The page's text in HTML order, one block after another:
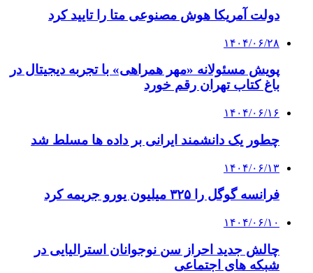
دولت آمریکا هوش مصنوعی متا را تایید کرد
۱۴۰۴/۰۶/۲۸
پویش مسئولانه «مهر همراهی» با تجربه دیجیتال در
باغ کتاب تهران رقم خورد
۱۴۰۴/۰۶/۱۶
چطور یک دانشمند ایرانی بر داده ها مسلط شد
۱۴۰۴/۰۶/۱۳
فرانسه گوگل را ۳۲۵ میلیون یورو جریمه کرد
۱۴۰۴/۰۶/۱۰
چالش جدید احراز سن نوجوانان استرالیایی در
شبکه های اجتماعی